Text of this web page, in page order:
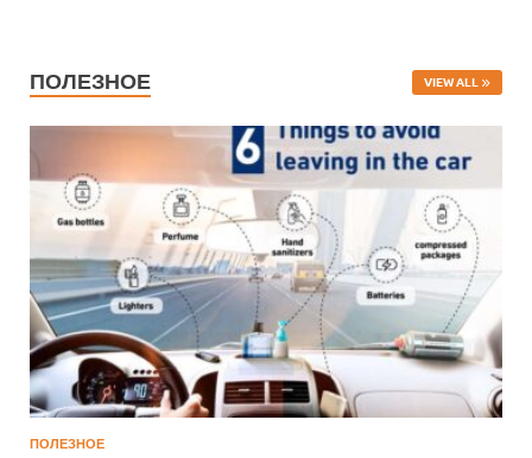
ПОЛЕЗНОЕ VIEW ALL
ПОЛЕЗНОЕ